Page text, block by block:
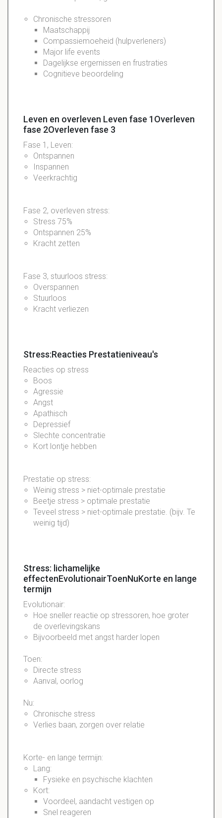
Chronische stressoren
Maatschappij
Compassiemoeheid (hulpverleners)
Major life events
Dagelijkse ergernissen en frustraties
Cognitieve beoordeling
Leven en overleven Leven fase 1Overleven
fase 2Overleven fase 3
Fase 1, Leven:
Ontspannen
Inspannen
Veerkrachtig
Fase 2, overleven stress:
Stress 75%
Ontspannen 25%
Kracht zetten
Fase 3, stuurloos stress:
Overspannen
Stuurloos
Kracht verliezen
Stress:Reacties Prestatieniveau's
Reacties op stress
Boos
Agressie
Angst
Apathisch
Depressief
Slechte concentratie
Kort lontje hebben
Prestatie op stress:
Weinig stress > niet-optimale prestatie
Beetje stress > optimale prestatie
Teveel stress > niet-optimale prestatie. (bijv. Te
weinig tijd)
Stress: lichamelijke
effectenEvolutionairToenNuKorte en lange
termijn
Evolutionair:
Hoe sneller reactie op stressoren, hoe groter
de overlevingskans
Bijvoorbeeld met angst harder lopen
Toen:
Directe stress
Aanval, oorlog
Nu:
Chronische stress
Verlies baan, zorgen over relatie
Korte- en lange termijn:
Lang:
Fysieke en psychische klachten
Kort:
Voordeel, aandacht vestigen op
Snel reageren